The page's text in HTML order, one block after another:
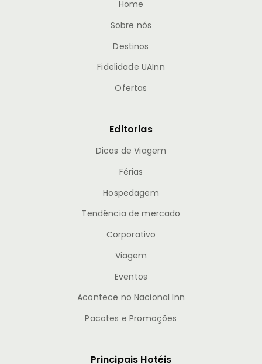
Home
Sobre nós
Destinos
Fidelidade UAInn
Ofertas
Editorias
Dicas de Viagem
Férias
Hospedagem
Tendência de mercado
Corporativo
Viagem
Eventos
Acontece no Nacional Inn
Pacotes e Promoções
Principais Hotéis